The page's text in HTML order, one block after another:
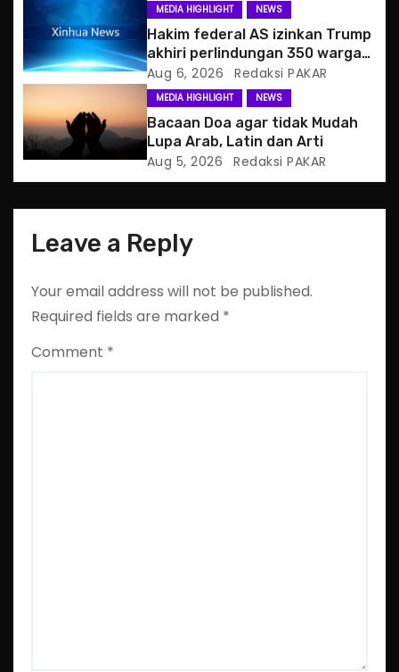
i
o
n
MEDIA HIGHLIGHT NEWS
Hakim federal AS izinkan Trump
akhiri perlindungan 350 warga
Haiti
Aug 6, 2026 Redaksi PAKAR
MEDIA HIGHLIGHT NEWS
Bacaan Doa agar tidak Mudah
Lupa Arab, Latin dan Arti
Aug 5, 2026 Redaksi PAKAR
Leave a Reply
Your email address will not be published.
Required fields are marked *
Comment *